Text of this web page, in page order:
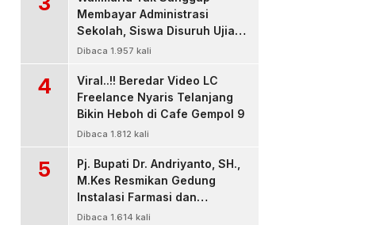
Membayar Administrasi
Sekolah, Siswa Disuruh Ujian
di Luar Kelas
Dibaca 1.957 kali
4
Viral..!! Beredar Video LC
Freelance Nyaris Telanjang
Bikin Heboh di Cafe Gempol 9
Dibaca 1.812 kali
5
Pj. Bupati Dr. Andriyanto, SH.,
M.Kes Resmikan Gedung
Instalasi Farmasi dan
Dropzone IGD, RSUD Bangil
Dibaca 1.614 kali